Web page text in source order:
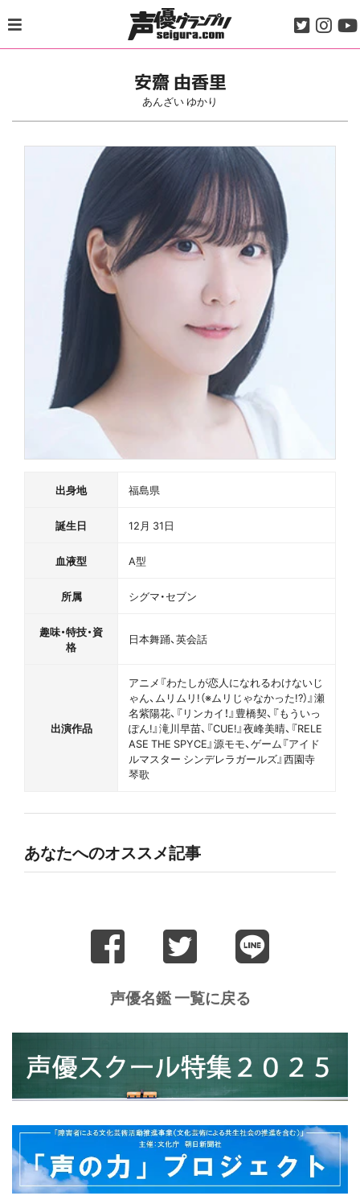
to
content
安齋 由香里
あんざい ゆかり
出身地 福島県
誕生日 12月 31日
血液型 A型
所属 シグマ・セブン
趣味・特技・資
格
日本舞踊、英会話
出演作品
アニメ『わたしが恋人になれるわけないじ
ゃん、ムリムリ!（※ムリじゃなかった!?）』瀬
名紫陽花、『リンカイ！』豊橋契、『もういっ
ぽん!』滝川早苗、『CUE!』夜峰美晴、『RELE
ASE THE SPYCE』源モモ、ゲーム『アイド
ルマスター シンデレラガールズ』西園寺
琴歌
あなたへのオススメ記事
声優名鑑 一覧に戻る